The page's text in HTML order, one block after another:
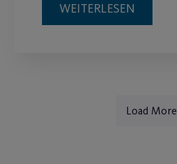
WEITERLESEN
Load More